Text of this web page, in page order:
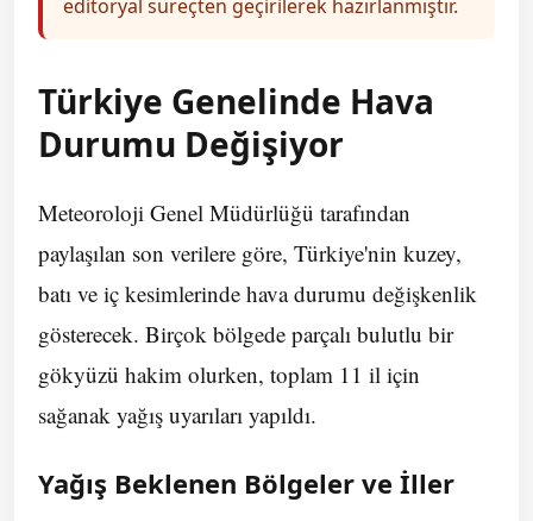
editoryal süreçten geçirilerek hazırlanmıştır.
Türkiye Genelinde Hava
Durumu Değişiyor
Meteoroloji Genel Müdürlüğü tarafından
paylaşılan son verilere göre, Türkiye'nin kuzey,
batı ve iç kesimlerinde hava durumu değişkenlik
gösterecek. Birçok bölgede parçalı bulutlu bir
gökyüzü hakim olurken, toplam 11 il için
sağanak yağış uyarıları yapıldı.
Yağış Beklenen Bölgeler ve İller